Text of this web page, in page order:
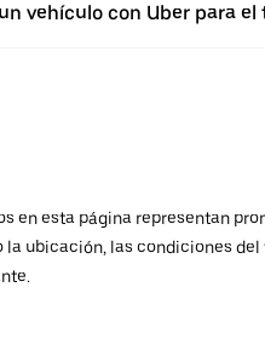
vehículo con Uber para
en esta página representan
ubicación, las condiciones